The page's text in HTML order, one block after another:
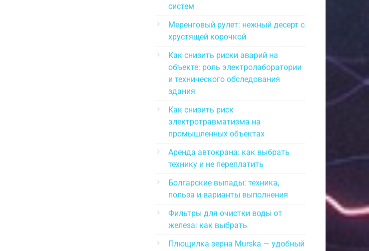
систем
Меренговый рулет: нежный десерт с
хрустящей корочкой
Как снизить риски аварий на
объекте: роль электролаборатории
и технического обследования
здания
Как снизить риск
электротравматизма на
промышленных объектах
Аренда автокрана: как выбрать
технику и не переплатить
Болгарские выпады: техника,
польза и варианты выполнения
Фильтры для очистки воды от
железа: как выбрать
Плющилка зерна Murska — удобный